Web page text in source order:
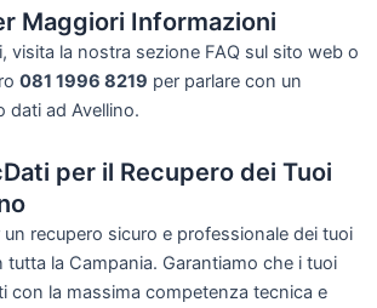
Maggiori Informazioni
visita la nostra sezione FAQ sul sito web o
081 1996 8219 per parlare con un
dati ad Avellino.
per il Recupero dei Tuoi
un recupero sicuro e professionale dei tuoi
tutta la Campania. Garantiamo che i tuoi
con la massima competenza tecnica e